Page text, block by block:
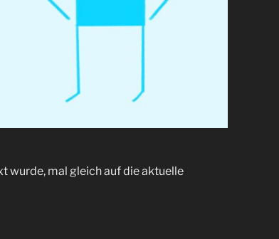
wurde, mal gleich auf die aktuelle